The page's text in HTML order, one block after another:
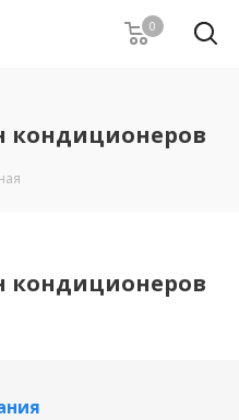
0
кондиционеров
кондиционеров